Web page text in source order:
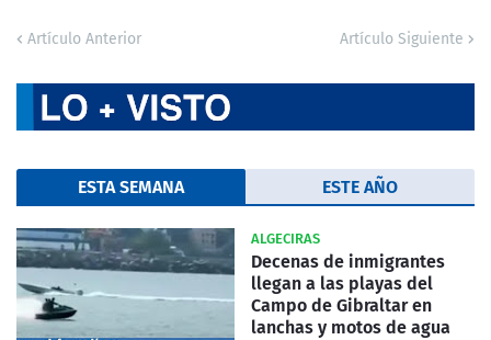
Artículo Anterior Artículo Siguiente
ESTA SEMANA ESTE AÑO
ALGECIRAS
Decenas de inmigrantes
llegan a las playas del
Campo de Gibraltar en
lanchas y motos de agua